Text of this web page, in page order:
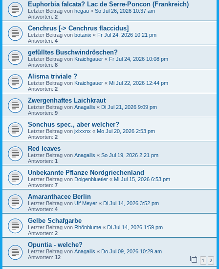
Euphorbia falcata? Lac de Serre-Poncon (Frankreich)
Letzter Beitrag von hegau « So Jul 26, 2026 10:37 am
Antworten: 2
Cenchrus [-> Cenchrus flaccidus]
Letzter Beitrag von botanix « Fr Jul 24, 2026 10:21 pm
Antworten: 4
gefülltes Buschwindröschen?
Letzter Beitrag von Kraichgauer « Fr Jul 24, 2026 10:08 pm
Antworten: 8
Alisma triviale ?
Letzter Beitrag von Kraichgauer « Mi Jul 22, 2026 12:44 pm
Antworten: 2
Zwergenhaftes Laichkraut
Letzter Beitrag von Anagallis « Di Jul 21, 2026 9:09 pm
Antworten: 9
Sonchus spec., aber welcher?
Letzter Beitrag von jxlxxnx « Mo Jul 20, 2026 2:53 pm
Antworten: 2
Red leaves
Letzter Beitrag von Anagallis « So Jul 19, 2026 2:21 pm
Antworten: 1
Unbekannte Pflanze Nordgriechenland
Letzter Beitrag von Dolgenbluetler « Mi Jul 15, 2026 6:53 pm
Antworten: 7
Amaranthacee Berlin
Letzter Beitrag von Ulf Meyer « Di Jul 14, 2026 3:52 pm
Antworten: 4
Gelbe Schafgarbe
Letzter Beitrag von Rhönblume « Di Jul 14, 2026 1:59 pm
Antworten: 2
Opuntia - welche?
Letzter Beitrag von Anagallis « Do Jul 09, 2026 10:29 am
Antworten: 12 1 2